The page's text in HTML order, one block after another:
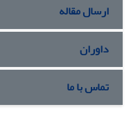
ارسال مقاله
داوران
تماس با ما